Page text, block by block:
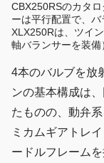
CBX250RSのカタ
ーは平行配置で、
XLX250Rは、ツイ
軸バランサーを装備
4本のバルブを放
ンの基本構成は
たものの、動弁
ミカムギアトレ
ードルフレーム